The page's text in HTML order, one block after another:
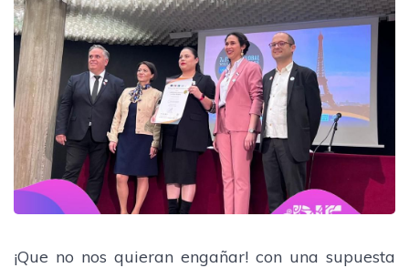
¡Que no nos quieran engañar! con una supuesta